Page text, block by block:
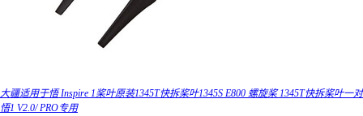
大疆适用于悟 Inspire 1桨叶原装1345T快拆桨叶1345S E800 螺旋桨 1345T快拆桨叶一对
悟1 V2.0/ PRO专用